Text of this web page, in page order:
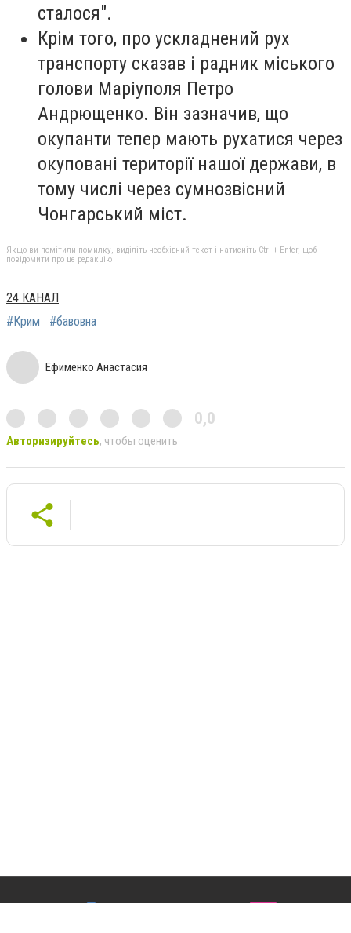
сталося".
Крім того, про ускладнений рух
транспорту сказав і радник міського
голови Маріуполя Петро
Андрющенко. Він зазначив, що
окупанти тепер мають рухатися через
окуповані території нашої держави, в
тому числі через сумнозвісний
Чонгарський міст.
Якщо ви помітили помилку, виділіть необхідний текст і натисніть Ctrl + Enter, щоб
повідомити про це редакцію
24 КАНАЛ
#Крим
#бавовна
Ефименко Анастасия
0,0
Авторизируйтесь, чтобы оценить